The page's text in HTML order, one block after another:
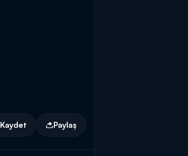
Kaydet Paylaş